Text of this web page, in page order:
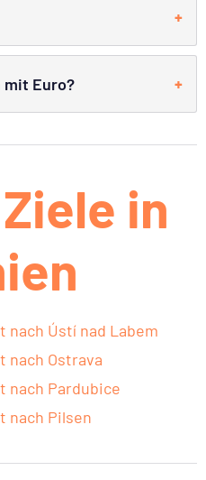
mit Euro?
in
nach Ústí nad Labem
nach Ostrava
nach Pardubice
nach Pilsen